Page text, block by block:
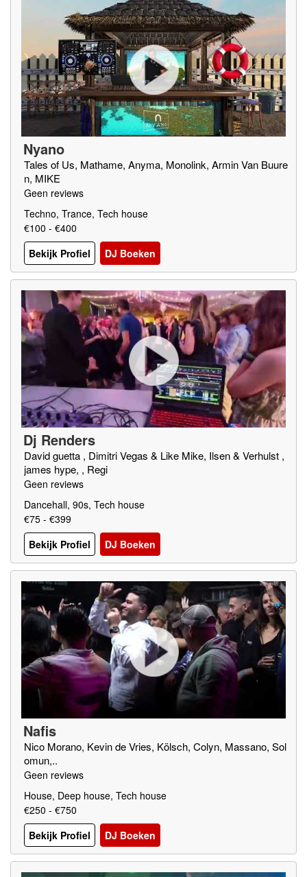
Nyano
Tales of Us, Mathame, Anyma, Monolink, Armin Van Buure
n, MIKE
Geen reviews
Techno, Trance, Tech house
€100 - €400
Bekijk Profiel
DJ Boeken
Dj Renders
David guetta , Dimitri Vegas & Like Mike, Ilsen & Verhulst ,
james hype, , Regi
Geen reviews
Dancehall, 90s, Tech house
€75 - €399
Bekijk Profiel
DJ Boeken
Nafis
Nico Morano, Kevin de Vries, Kölsch, Colyn, Massano, Sol
omun,..
Geen reviews
House, Deep house, Tech house
€250 - €750
Bekijk Profiel
DJ Boeken